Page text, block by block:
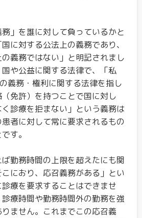
」を誰に対して負っているかと
に対する公法上の義務であり、
義務ではない」と明記されまし
や公益に関する法律で、「私
義務・権利に関する法律を指し
免許）を持つことで国に対し
診療を拒まない」という義務は
者に対して常に要求されるもの
す。
勤務時間の上限を超えたにも関
におり、応召義務がある」とい
療を要求することはできませ
療時間や勤務時間外の勤務を強
ません。これまでこの応召義